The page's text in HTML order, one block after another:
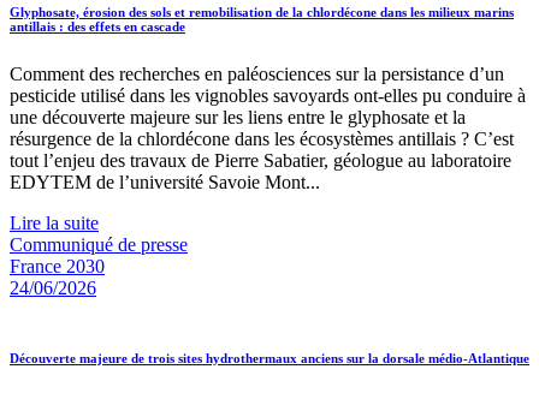
Glyphosate, érosion des sols et remobilisation de la chlordécone dans les milieux marins
antillais : des effets en cascade
Comment des recherches en paléosciences sur la persistance d’un
pesticide utilisé dans les vignobles savoyards ont-elles pu conduire à
une découverte majeure sur les liens entre le glyphosate et la
résurgence de la chlordécone dans les écosystèmes antillais ? C’est
tout l’enjeu des travaux de Pierre Sabatier, géologue au laboratoire
EDYTEM de l’université Savoie Mont...
Lire la suite
Communiqué de presse
France 2030
24/06/2026
Découverte majeure de trois sites hydrothermaux anciens sur la dorsale médio-Atlantique